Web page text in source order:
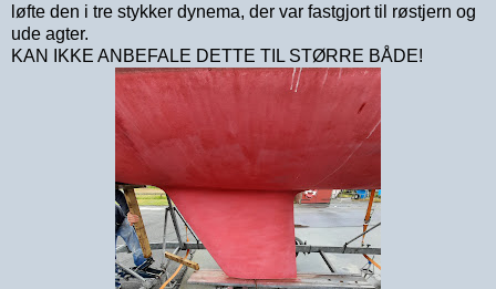
løfte den i tre stykker dynema, der var fastgjort til røstjern og
ude agter.
KAN IKKE ANBEFALE DETTE TIL STØRRE BÅDE!